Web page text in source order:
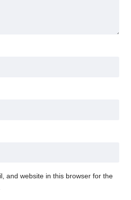
and website in this browser for the